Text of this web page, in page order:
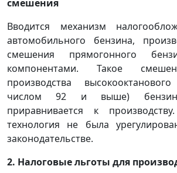
смешения
Вводится механизм
автомобильного бензина,
смешения прямогонного
компонентами. Такое
производства
числом 92 и выше)
приравнивается к
технология не была
законодательстве.
2. Налоговые льготы для